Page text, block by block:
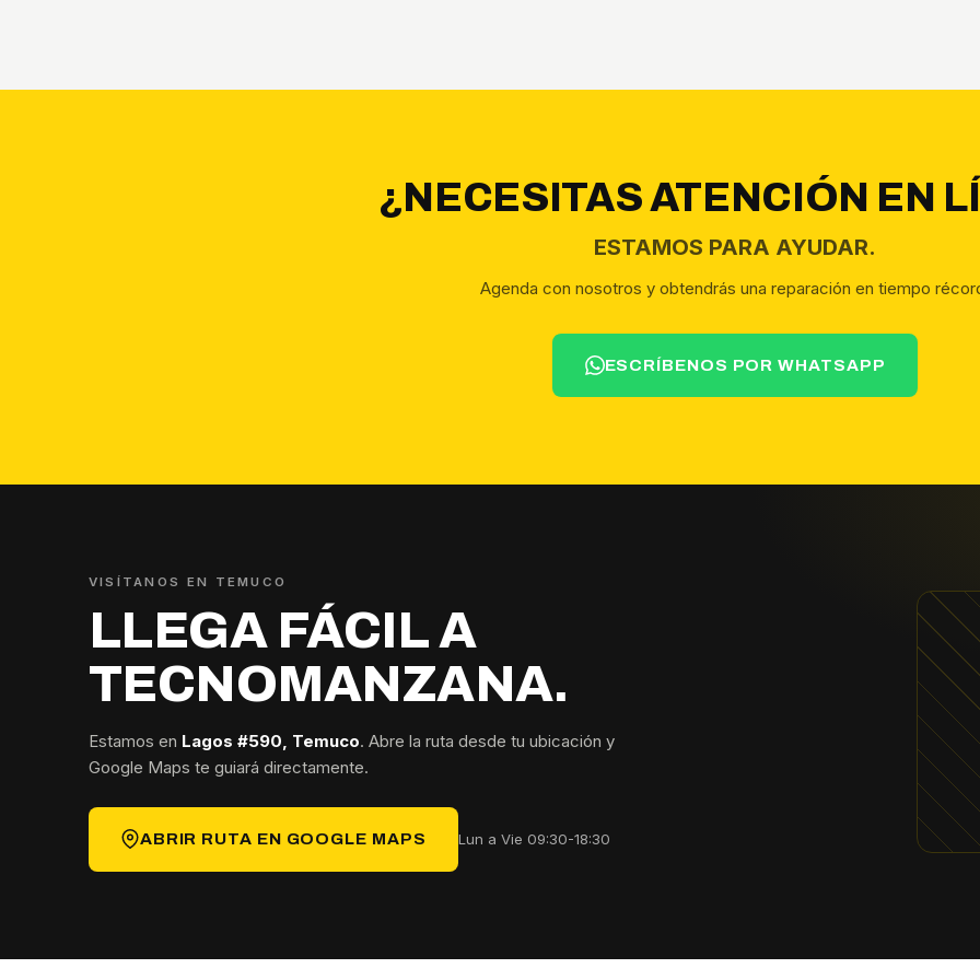
¿NECESITAS ATENCIÓN EN
ESTAMOS PARA AYUDAR.
Agenda con nosotros y obtendrás una reparación en tiempo
ESCRÍBENOS POR WHATSAPP
VISÍTANOS EN TEMUCO
LLEGA FÁCIL A
TECNOMANZANA.
Estamos en Lagos #590, Temuco. Abre la ruta desde tu ubicación y
Google Maps te guiará directamente.
ABRIR RUTA EN GOOGLE MAPS Lun a Vie 09:30-18:30